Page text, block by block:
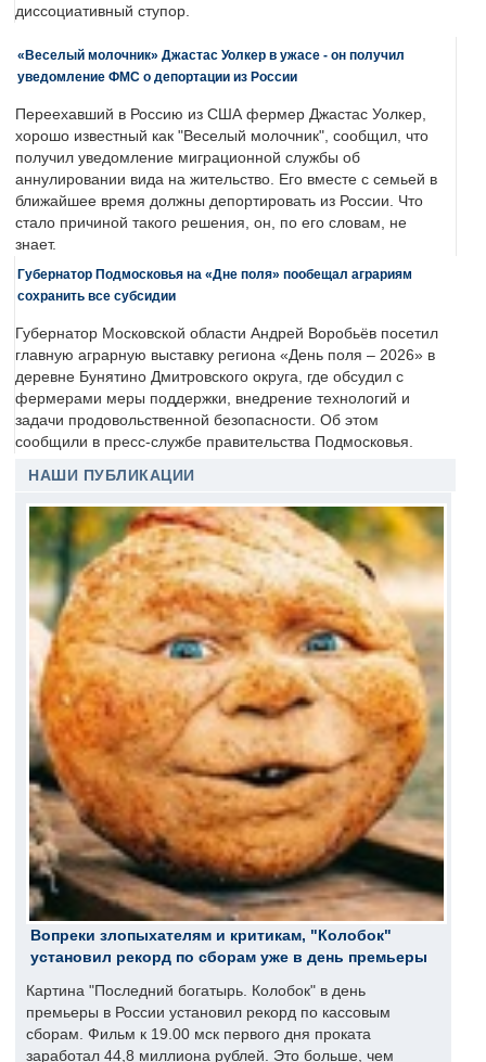
диссоциативный ступор.
«Веселый молочник» Джастас Уолкер в ужасе - он получил
уведомление ФМС о депортации из России
Переехавший в Россию из США фермер Джастас Уолкер,
хорошо известный как "Веселый молочник", сообщил, что
получил уведомление миграционной службы об
аннулировании вида на жительство. Его вместе с семьей в
ближайшее время должны депортировать из России. Что
стало причиной такого решения, он, по его словам, не
знает.
Губернатор Подмосковья на «Дне поля» пообещал аграриям
сохранить все субсидии
Губернатор Московской области Андрей Воробьёв посетил
главную аграрную выставку региона «День поля – 2026» в
деревне Бунятино Дмитровского округа, где обсудил с
фермерами меры поддержки, внедрение технологий и
задачи продовольственной безопасности. Об этом
сообщили в пресс-службе правительства Подмосковья.
НАШИ ПУБЛИКАЦИИ
Вопреки злопыхателям и критикам, "Колобок"
установил рекорд по сборам уже в день премьеры
Картина "Последний богатырь. Колобок" в день
премьеры в России установил рекорд по кассовым
сборам. Фильм к 19.00 мск первого дня проката
заработал 44,8 миллиона рублей. Это больше, чем